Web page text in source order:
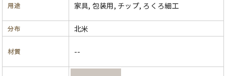
用途 家具, 包装用, チップ, ろくろ細工
分布 北米
材質 --